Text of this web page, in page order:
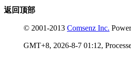
返回顶部
© 2001-2013 Comsenz Inc.
GMT+8, 2026-8-7 01:12,